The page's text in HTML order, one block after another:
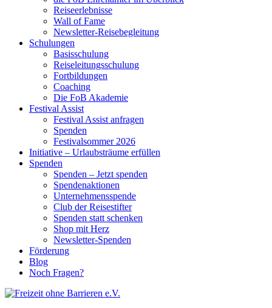
Reiseerlebnisse
Wall of Fame
Newsletter-Reisebegleitung
Schulungen
Basisschulung
Reiseleitungsschulung
Fortbildungen
Coaching
Die FoB Akademie
Festival Assist
Festival Assist anfragen
Spenden
Festivalsommer 2026
Initiative – Urlaubsträume erfüllen
Spenden
Spenden – Jetzt spenden
Spendenaktionen
Unternehmensspende
Club der Reisestifter
Spenden statt schenken
Shop mit Herz
Newsletter-Spenden
Förderung
Blog
Noch Fragen?